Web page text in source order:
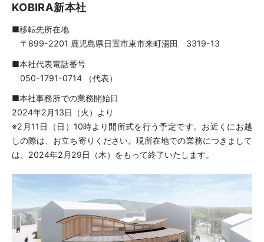
KOBIRA新本社
■移転先所在地
〒899-2201 鹿児島県日置市東市来町湯田 3319-13
■本社代表電話番号
050-1791-0714 （代表）
■本社事務所での業務開始日
2024年2月13日（火）より
※2月11日（日）10時より開所式を行う予定です。お近くにお越
しの際は、お立ち寄りください。現所在地での業務につきまして
は、2024年2月29日（木）をもって終了いたします。